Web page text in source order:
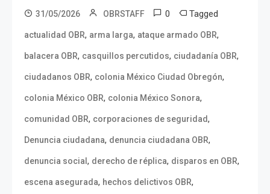
31/05/2026 OBRSTAFF 0 Tagged
actualidad OBR, arma larga, ataque armado OBR,
balacera OBR, casquillos percutidos, ciudadanía OBR,
ciudadanos OBR, colonia México Ciudad Obregón,
colonia México OBR, colonia México Sonora,
comunidad OBR, corporaciones de seguridad,
Denuncia ciudadana, denuncia ciudadana OBR,
denuncia social , derecho de réplica, disparos en OBR,
escena asegurada, hechos delictivos OBR,